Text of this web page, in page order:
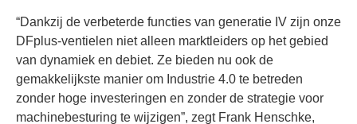
“Dankzij de verbeterde functies van generatie IV zijn onze
DFplus-ventielen niet alleen marktleiders op het gebied
van dynamiek en debiet. Ze bieden nu ook de
gemakkelijkste manier om Industrie 4.0 te betreden
zonder hoge investeringen en zonder de strategie voor
machinebesturing te wijzigen”, zegt Frank Henschke,